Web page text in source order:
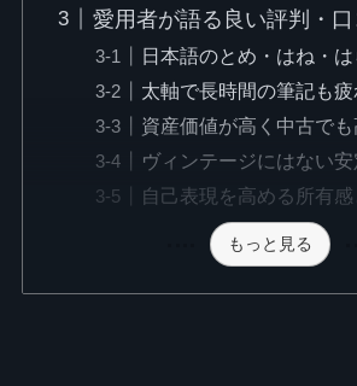
愛用者が語る良い評判・口
日本語のとめ・はね・
太軸で長時間の筆記も
資産価値が高く中古で
ヴィンテージにはない
自己表現を高める所有
もっと見る